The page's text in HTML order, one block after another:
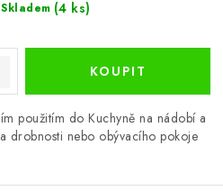
Skladem (4 ks)
použitím do Kuchyně na nádobí a
drobnosti nebo obývacího pokoje